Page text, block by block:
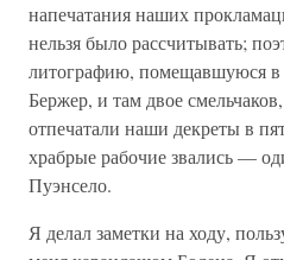
напечатания наших
нельзя было рассчитывать;
литографию, помещавшуюся
Бержер, и там двое
отпечатали наши декреты в
храбрые рабочие звались —
Пуэнсело.
Я делал заметки на ходу,